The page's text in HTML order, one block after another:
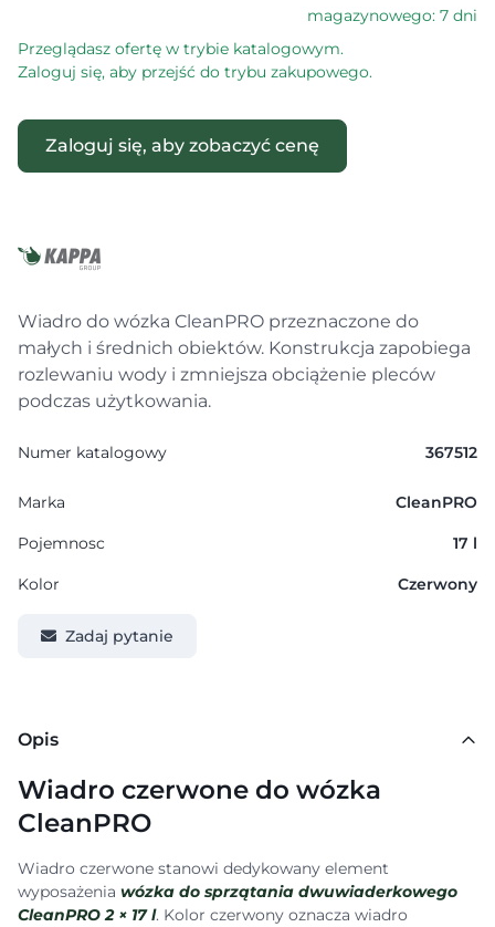
magazynowego: 7 dni
Przeglądasz ofertę w trybie katalogowym.
Zaloguj się, aby przejść do trybu zakupowego.
Zaloguj się, aby zobaczyć cenę
Wiadro do wózka CleanPRO przeznaczone do
małych i średnich obiektów. Konstrukcja zapobiega
rozlewaniu wody i zmniejsza obciążenie pleców
podczas użytkowania.
Numer katalogowy 367512
Marka CleanPRO
Pojemnosc 17 l
Kolor Czerwony
Zadaj pytanie
Opis
Wiadro czerwone do wózka
CleanPRO
Wiadro czerwone stanowi dedykowany element
wyposażenia wózka do sprzątania dwuwiaderkowego
CleanPRO 2 × 17 l. Kolor czerwony oznacza wiadro